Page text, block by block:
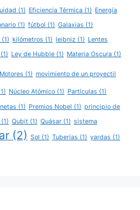
(1) Eficiencia Térmica (1) Energía
(1) fútbol (1) Galaxias (1)
(1) kilómetros (1) leibniz (1) Lentes
(1) Ley de Hubble (1) Materia Oscura (1)
Motores (1) movimiento de un proyectil
Núcleo Atómico (1) Partículas (1)
(1) Premios Nobel (1) principio de
(1) Qubit (1) Quásar (1) sistema
(2) Sol (1) Tuberías (1) yardas (1)